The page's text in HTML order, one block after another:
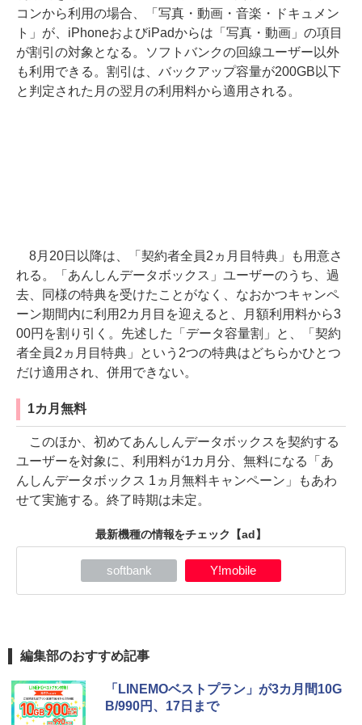
コンから利用の場合、「写真・動画・音楽・ドキュメン
ト」が、iPhoneおよびiPadからは「写真・動画」の項目
が割引の対象となる。ソフトバンクの回線ユーザー以外
も利用できる。割引は、バックアップ容量が200GB以下
と判定された月の翌月の利用料から適用される。
8月20日以降は、「契約者全員2ヵ月目特典」も用意さ
れる。「あんしんデータボックス」ユーザーのうち、過
去、同様の特典を受けたことがなく、なおかつキャンペ
ーン期間内に利用2カ月目を迎えると、月額利用料から3
00円を割り引く。先述した「データ容量割」と、「契約
者全員2ヵ月目特典」という2つの特典はどちらかひとつ
だけ適用され、併用できない。
1カ月無料
このほか、初めてあんしんデータボックスを契約する
ユーザーを対象に、利用料が1カ月分、無料になる「あ
んしんデータボックス 1ヵ月無料キャンペーン」もあわ
せて実施する。終了時期は未定。
最新機種の情報をチェック 【ad】
softbank Y!mobile
編集部のおすすめ記事
「LINEMOベストプラン」が3カ月間10G
B/990円、17日まで